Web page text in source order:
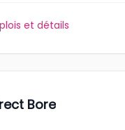
et détails
Bore